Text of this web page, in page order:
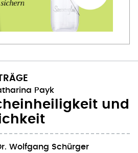
Payk
und
Wolfgang Schürger